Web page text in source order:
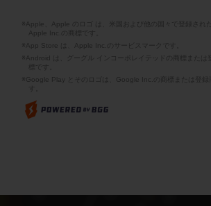
※Apple、Apple のロゴ は、米国および他の国々で登録された
Apple Inc.の商標です。
※App Store は、Apple Inc.のサービスマークです。
※Android は、グーグル インコーポレイテッドの商標または
※Google Play とそのロゴは、Google Inc.の商標または登録